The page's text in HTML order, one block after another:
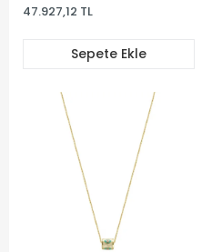
47.927,12 TL
Sepete Ekle